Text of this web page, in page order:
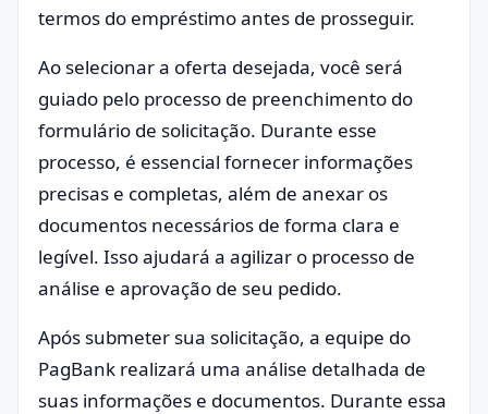
termos do empréstimo antes de prosseguir.
Ao selecionar a oferta desejada, você será
guiado pelo processo de preenchimento do
formulário de solicitação. Durante esse
processo, é essencial fornecer informações
precisas e completas, além de anexar os
documentos necessários de forma clara e
legível. Isso ajudará a agilizar o processo de
análise e aprovação de seu pedido.
Após submeter sua solicitação, a equipe do
PagBank realizará uma análise detalhada de
suas informações e documentos. Durante essa